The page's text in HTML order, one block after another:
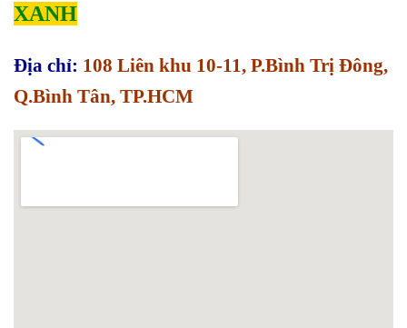
XANH
Địa chỉ: 108 Liên khu 10-11, P.Bình Trị Đông,
Q.Bình Tân, TP.HCM